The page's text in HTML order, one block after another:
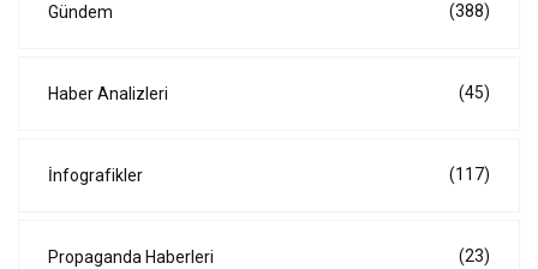
Gündem (388)
Haber Analizleri (45)
İnfografikler (117)
Propaganda Haberleri (23)